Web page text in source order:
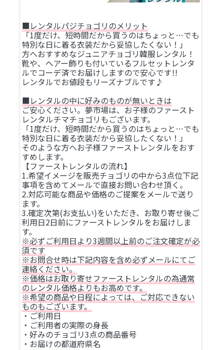
■レンタルパジチョゴリのメリット
「1度だけ、短時間だから買うのはちょっと…でも
特別な日に着る衣装だから妥協したくない！」
方へおすすめなジュニアチョゴリ韓服レンタル！
靴や、ヘアー飾りも付いているフルセットレンタ
ルでコーデ済でお届けしますので安心です!!
レンタルでお値段もリーズナブルです♪
■レンタルの中に好みのものが無いときは
ご安心ください。夢市場は、お子様のファースト
レンタルチマチョゴリもございます。
「1度だけ、短時間だから買うのはちょっと…でも
特別な日に着る衣装だから妥協したくない！」
そのような方へお子様ファーストレンタルをおす
すめします。
【ファーストレンタルの流れ】
1.希望イメージを販売チョゴリの中から3点位下記
事項を含めてメールで直接お問い合わせ頂く。
2.対応可能な商品や価格のご提案をメールで送り
ます。
3.確定次第(お支払い)をいただき、お取り寄せ後ご
利用日2日前にファーストレンタルをお届けしま
す。
※必ずご利用日より3週間以上前のご注文確定が必
須です
※お問合せ時は下記内容を含め必ずメールにてご
連絡ください。
※価格はお取り寄せファーストレンタルの為通常
のレンタル価格よりもお高めです。
※希望の商品や日程によっては、ご対応できない
ものもございます。
・ご利用日
・ご利用者の実際の身長
・好みのチョゴリ3点の商品番号
・お届けの都道府県名